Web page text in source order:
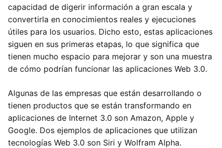
capacidad de digerir información a gran escala y
convertirla en conocimientos reales y ejecuciones
útiles para los usuarios. Dicho esto, estas aplicaciones
siguen en sus primeras etapas, lo que significa que
tienen mucho espacio para mejorar y son una muestra
de cómo podrían funcionar las aplicaciones Web 3.0.
Algunas de las empresas que están desarrollando o
tienen productos que se están transformando en
aplicaciones de Internet 3.0 son Amazon, Apple y
Google. Dos ejemplos de aplicaciones que utilizan
tecnologías Web 3.0 son Siri y Wolfram Alpha.